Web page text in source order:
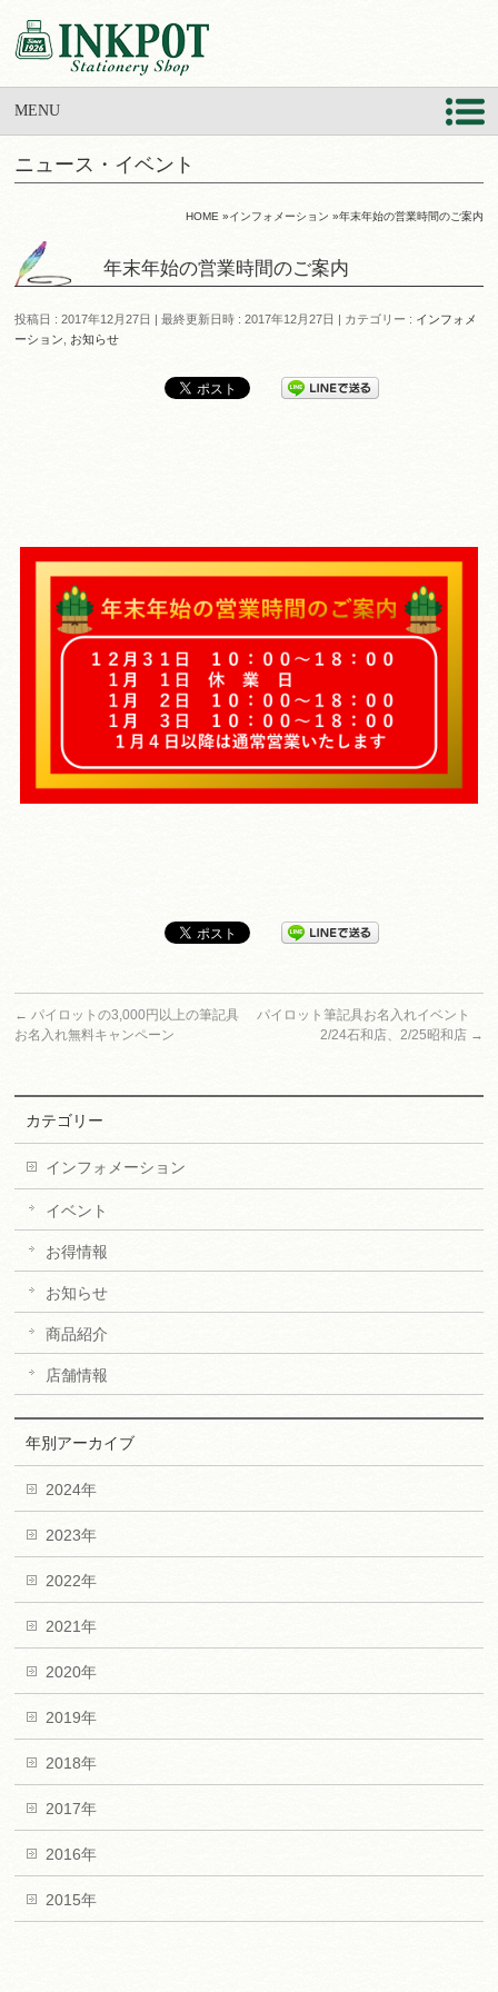
MENU
ニュース・イベント
HOME »インフォメーション »年末年始の営業時間のご案内
年末年始の営業時間のご案内
投稿日 : 2017年12月27日 最終更新日時 : 2017年12月27日 カテゴリー : インフォメ
ーション
お知らせ
← パイロットの3,000円以上の筆記具
お名入れ無料キャンペーン
パイロット筆記具お名入れイベント
2/24石和店、2/25昭和店 →
カテゴリー
インフォメーション
イベント
お得情報
お知らせ
商品紹介
店舗情報
年別アーカイブ
2024年
2023年
2022年
2021年
2020年
2019年
2018年
2017年
2016年
2015年